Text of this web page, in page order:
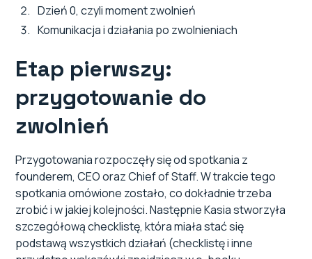
Dzień 0, czyli moment zwolnień
Komunikacja i działania po zwolnieniach
Etap pierwszy:
przygotowanie do
zwolnień
Przygotowania rozpoczęły się od spotkania z
founderem, CEO oraz Chief of Staff. W trakcie tego
spotkania omówione zostało, co dokładnie trzeba
zrobić i w jakiej kolejności. Następnie Kasia stworzyła
szczegółową checklistę, która miała stać się
podstawą wszystkich działań (checklistę i inne